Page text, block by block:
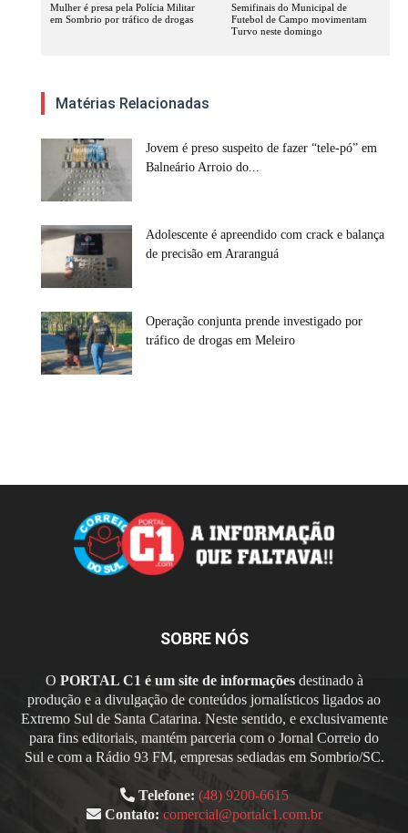
Mulher é presa pela Polícia Militar
em Sombrio por tráfico de drogas
Semifinais do Municipal de
Futebol de Campo movimentam
Turvo neste domingo
Matérias Relacionadas
Jovem é preso suspeito de fazer “tele-pó” em
Balneário Arroio do...
Adolescente é apreendido com crack e balança
de precisão em Araranguá
Operação conjunta prende investigado por
tráfico de drogas em Meleiro
SOBRE NÓS
O PORTAL C1 é um site de informaçõesdestinado à
produção e a divulgação de conteúdos jornalísticos ligados ao
Extremo Sul de Santa Catarina. Neste sentido, e exclusivamente
para fins editoriais, mantém parceria com o Jornal Correio do
Sul e com a Rádio 93 FM, empresas sediadas em Sombrio/SC.
Telefone: (48) 9200-6615
Contato: comercial@portalc1.com.br